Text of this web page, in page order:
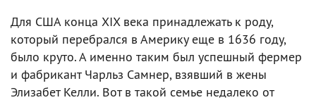
Для США конца XIX века принадлежать к роду,
который перебрался в Америку еще в 1636 году,
было круто. А именно таким был успешный фермер
и фабрикант Чарльз Самнер, взявший в жены
Элизабет Келли. Вот в такой семье недалеко от